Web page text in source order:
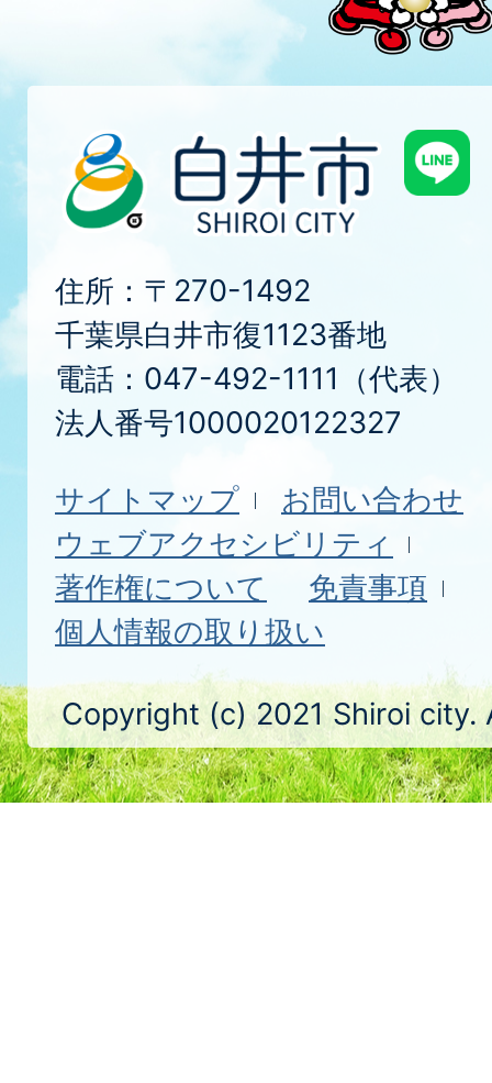
住所：〒270-1492
千葉県白井市復1123番地
電話：047-492-1111（代表）
法人番号1000020122327
サイトマップ
お問い合わせ
ウェブアクセシビリティ
著作権について
免責事項
個人情報の取り扱い
Copyright (c) 2021 Shiroi city.